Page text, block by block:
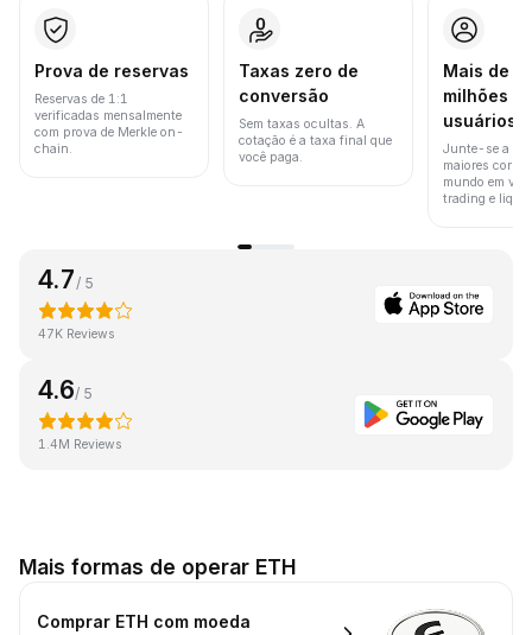
Prova de reservas
Reservas de 1:1
verificadas mensalmente
com prova de Merkle on-
chain.
Taxas zero de
conversão
Sem taxas ocultas. A
cotação é a taxa final que
você paga.
Mais de
milhões
usuários
Junte-se a
maiores
mundo em
trading e
4.7/ 5
47K Reviews
4.6/ 5
1.4M Reviews
Mais formas de operar ETH
Comprar ETH com moeda